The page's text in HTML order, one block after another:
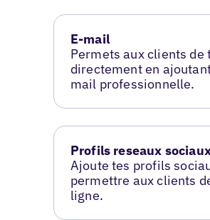
E-mail
Permets aux clients de
directement en
mail professionnelle.
Profils reseaux
Ajoute tes profils
permettre aux clients
ligne.